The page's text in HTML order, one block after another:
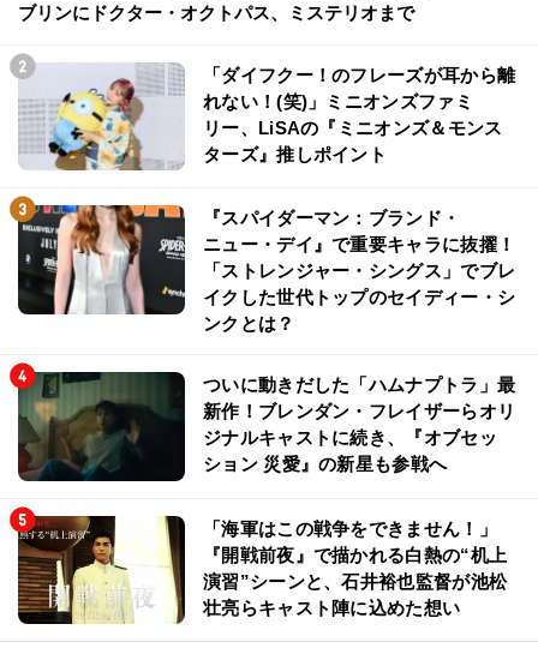
ブリンにドクター・オクトパス、ミステリオまで
「ダイフクー！のフレーズが耳から離
れない！(笑)」ミニオンズファミ
リー、LiSAの『ミニオンズ＆モンス
ターズ』推しポイント
『スパイダーマン：ブランド・
ニュー・デイ』で重要キャラに抜擢！
「ストレンジャー・シングス」でブレ
イクした世代トップのセイディー・シ
ンクとは？
ついに動きだした「ハムナプトラ」最
新作！ブレンダン・フレイザーらオリ
ジナルキャストに続き、『オブセッ
ション 災愛』の新星も参戦へ
「海軍はこの戦争をできません！」
『開戦前夜』で描かれる白熱の“机上
演習”シーンと、石井裕也監督が池松
壮亮らキャスト陣に込めた想い